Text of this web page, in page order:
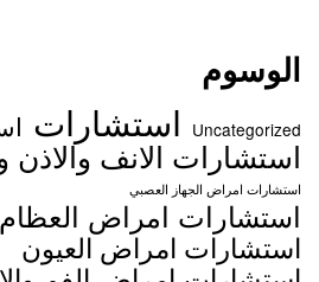
الوسوم
Uncategorized استشارات
استشارات الانف والاذن
استشارات امراض الجهاز العصبي
استشارات امراض
استشارات امراض العيون